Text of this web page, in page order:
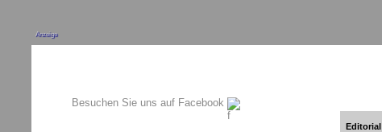
Anzeige
Besuchen Sie uns auf Facebook
Editorial